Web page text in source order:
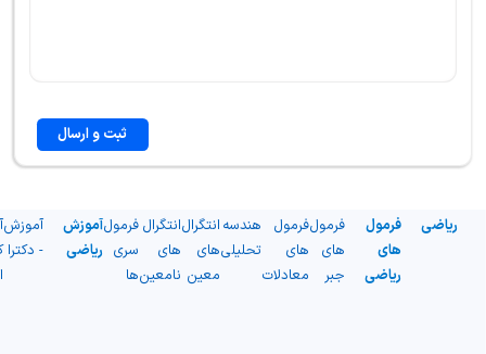
ثبت و ارسال
ریاضی
فرمول
های
ریاضی
فرمول
های
جبر
فرمول
های
معادلات
هندسه
تحلیلی
انتگرال
های
معین
انتگرال
های
نامعین
فرمول
سری
ها
آموزش
ریاضی
آموزش
- دکترا